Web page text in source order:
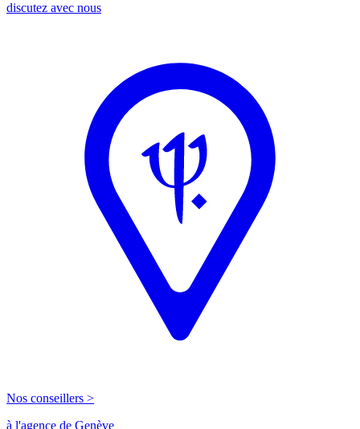
discutez avec nous
Nos conseillers >
à l'agence de Genève